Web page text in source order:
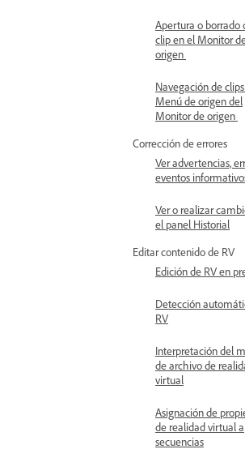
Apertura o borrado
clip en el Monitor
origen
Navegación de
Menú de origen del
Monitor de origen
Corrección de errores
Ver advertencias,
eventos
Ver o realizar
el panel Historial
Editar contenido de RV
Edición de RV en
Detección
RV
Interpretación del
de archivo de
virtual
Asignación de
de realidad virtual a
secuencias